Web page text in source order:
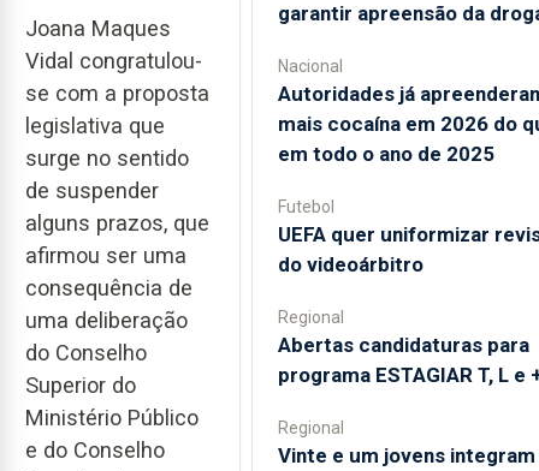
Joana Maques
Vidal congratulou-
se com a proposta
legislativa que
surge no sentido
de suspender
alguns prazos, que
afirmou ser uma
consequência de
uma deliberação
do Conselho
Superior do
Ministério Público
e do Conselho
garantir apreensão da
Nacional
Autoridades já
mais cocaína em 2026 do
em todo o ano de 2025
Futebol
UEFA quer uniformizar
do videoárbitro
Regional
Abertas candidaturas para
programa ESTAGIAR T, L e
Regional
Vinte e um jovens integram